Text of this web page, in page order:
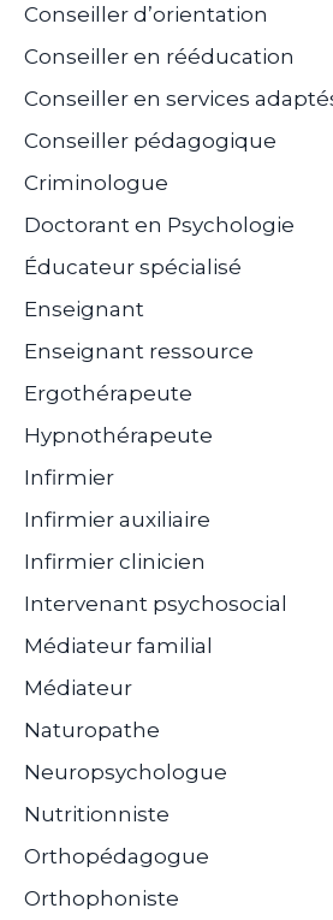
Conseiller d’orientation
Conseiller en rééducation
Conseiller en services
Conseiller pédagogique
Criminologue
Doctorant en Psychologie
Éducateur spécialisé
Enseignant
Enseignant ressource
Ergothérapeute
Hypnothérapeute
Infirmier
Infirmier auxiliaire
Infirmier clinicien
Intervenant psychosocial
Médiateur familial
Médiateur
Naturopathe
Neuropsychologue
Nutritionniste
Orthopédagogue
Orthophoniste